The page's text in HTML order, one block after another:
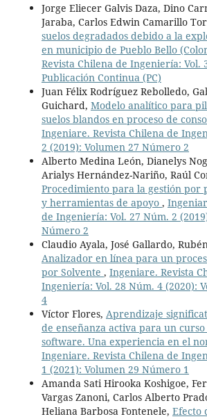
Jorge Eliecer Galvis Daza, Dino
Jaraba, Carlos Edwin Camarillo
suelos degradados debido a la
en municipio de Pueblo Bello
Revista Chilena de Ingeniería: Vol.
Publicación Continua (PC)
Juan Félix Rodríguez Rebolledo,
Guichard, Modelo analítico para
suelos blandos en proceso de
Ingeniare. Revista Chilena de
2 (2019): Volumen 27 Número 2
Alberto Medina León, Dianelys
Arialys Hernández-Nariño, Raúl
Procedimiento para la gestión por
y herramientas de apoyo ,
de Ingeniería: Vol. 27 Núm. 2
Número 2
Claudio Ayala, José Gallardo,
Analizador en línea para un
por Solvente , Ingeniare. Revista
Ingeniería: Vol. 28 Núm. 4 (2020):
4
Víctor Flores, Aprendizaje
de enseñanza activa para un
software. Una experiencia en el
Ingeniare. Revista Chilena de
1 (2021): Volumen 29 Número 1
Amanda Sati Hirooka Koshigoe,
Vargas Zanoni, Carlos Alberto
Heliana Barbosa Fontenele, Efecto